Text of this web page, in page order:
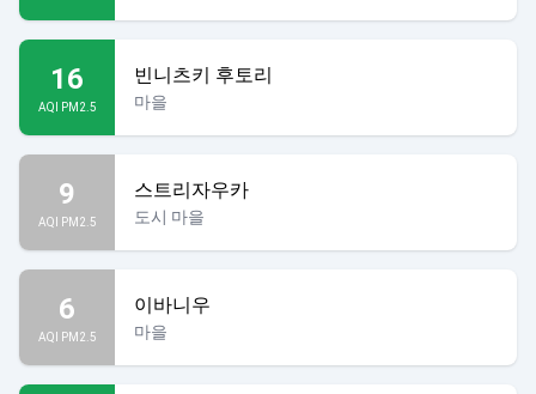
16
AQI PM2.5
빈니츠키 후토리
마을
9
AQI PM2.5
스트리자우카
도시 마을
6
AQI PM2.5
이바니우
마을